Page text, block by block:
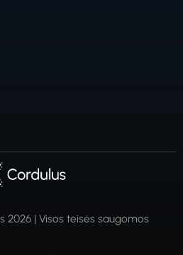
2026 | Visos teisės saugomos